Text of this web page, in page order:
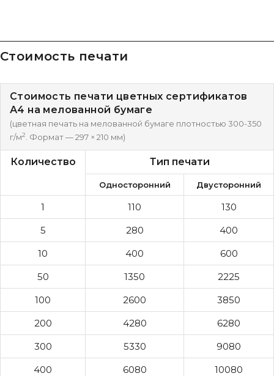
Стоимость печати
Стоимость печати цветных сертификатов
А4 на мелованной бумаге
(цветная печать на мелованной бумаге плотностью 300-350
г/м2 . Формат — 297 × 210 мм)
Количество Тип печати
Односторонний Двусторонний
1 110
130
5
280
400
10
400
600
50
1350
2225
100
2600
3850
200
4280
6280
300
5330
9080
400
6080
10080